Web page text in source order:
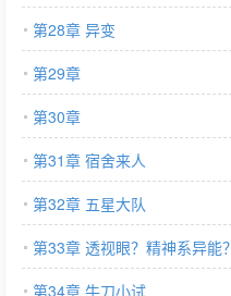
第28章 异变
第29章
第30章
第31章 宿舍来人
第32章 五星大队
第33章 透视眼？精神系异能？
第34章 牛刀小试